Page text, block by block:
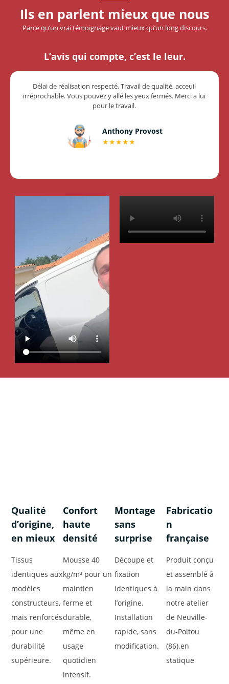
Ils en parlent mieux que nous
Parce qu’un vrai témoignage vaut mieux qu’un long discours.
L’avis qui compte, c’est le leur.
Délai de réalisation respecté, Travail de qualité, acceuil
irréprochable. Vous pouvez y allé les yeux fermés. Merci a lui
pour le travail.
Anthony Provost
★★★★★
Qualité
d’origine,
en mieux
Tissus
identiques aux
modèles
constructeurs,
mais renforcés
pour une
durabilité
supérieure.
Confort
haute
densité
Mousse 40
kg/m³ pour un
maintien
ferme et
durable,
même en
usage
quotidien
intensif.
Montage
sans
surprise
Découpe et
fixation
identiques à
l’origine.
Installation
rapide, sans
modification.
Fabricatio
n
française
Produit conçu
et assemblé à
la main dans
notre atelier
de Neuville-
du-Poitou
(86).en
statique